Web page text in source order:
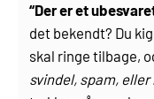
“Der er et
det bekendt? Du
skal ringe tilbage,
svindel, spam,